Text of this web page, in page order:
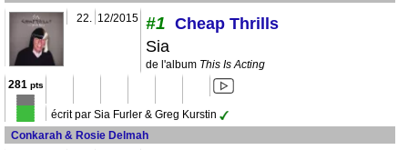
22. 12/2015 #1 Cheap Thrills
Sia
de l'album This Is Acting
281 pts
écrit par Sia Furler & Greg Kurstin
Conkarah & Rosie Delmah